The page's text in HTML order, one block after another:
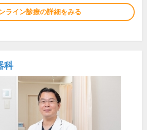
ライン診療の詳細をみる
科